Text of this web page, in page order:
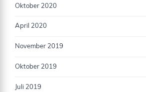
Oktober 2020
April 2020
November 2019
Oktober 2019
Juli 2019